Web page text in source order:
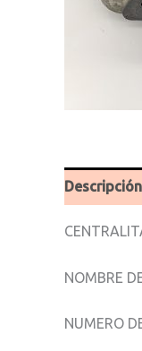
Descripción
NOMBRE
NUMERO